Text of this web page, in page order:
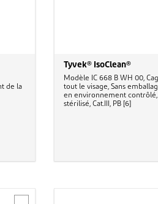
de la
Tyvek® IsoClean®
Modèle IC 668 B WH 00,
tout le visage, Sans
en environnement
stérilisé, Cat.III, PB [6]